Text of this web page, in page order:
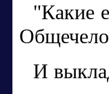
"Какие
И